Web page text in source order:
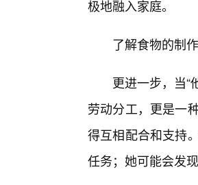
极地融入家庭。
了解食物的制
更进一步，当“
劳动分工，更是一
得互相配合和支持
任务；她可能会发